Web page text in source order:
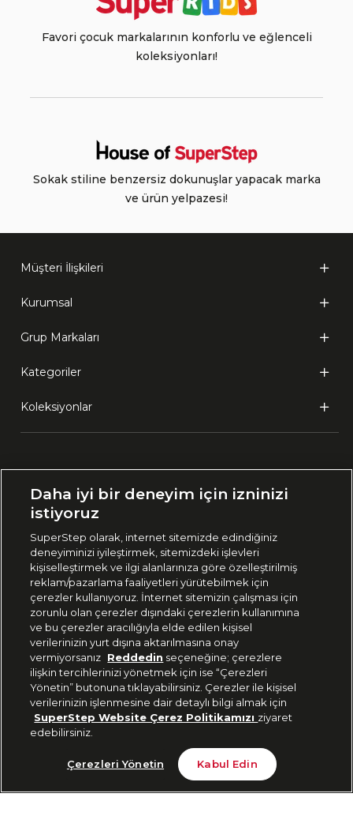
Tükendi
Favori çocuk markalarının konforlu ve eğlenceli
koleksiyonları!
Sokak stiline benzersiz dokunuşlar yapacak marka
ve ürün yelpazesi!
Müşteri İlişkileri
Kurumsal
Grup Markaları
Kategoriler
Koleksiyonlar
🇹🇷 Türkiye
444 37 36
Uygulamadan Takip Edin
Bizi Takip Edin
Daha iyi bir deneyim için izninizi
istiyoruz
SuperStep olarak, internet sitemizde edindiğiniz
deneyiminizi iyileştirmek, sitemizdeki işlevleri
kişiselleştirmek ve ilgi alanlarınıza göre özelleştirilmiş
reklam/pazarlama faaliyetleri yürütebilmek için
çerezler kullanıyoruz. İnternet sitemizin çalışması için
zorunlu olan çerezler dışındaki çerezlerin kullanımına
ve bu çerezler aracılığıyla elde edilen kişisel
verilerinizin yurt dışına aktarılmasına onay
vermiyorsanız Reddedin seçeneğine; çerezlere
ilişkin tercihlerinizi yönetmek için ise “Çerezleri
Yönetin” butonuna tıklayabilirsiniz. Çerezler ile kişisel
verilerinizin işlenmesine dair detaylı bilgi almak için
SuperStep Website Çerez Politikamızı ziyaret
edebilirsiniz.
Çerezleri Yönetin Kabul Edin